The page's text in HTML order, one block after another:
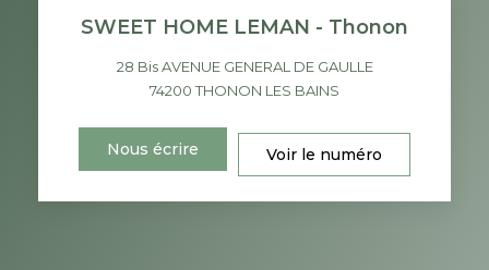
SWEET HOME LEMAN - Thonon
28 Bis AVENUE GENERAL DE GAULLE
74200THONON LES BAINS
Nous écrire Voir le numéro